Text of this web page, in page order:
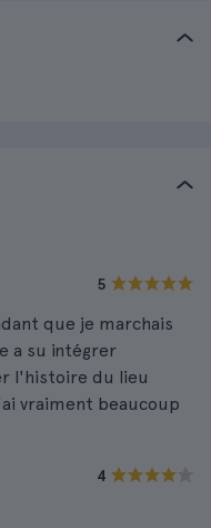
5
que je marchais
a su intégrer
l'histoire du lieu
vraiment beaucoup
4